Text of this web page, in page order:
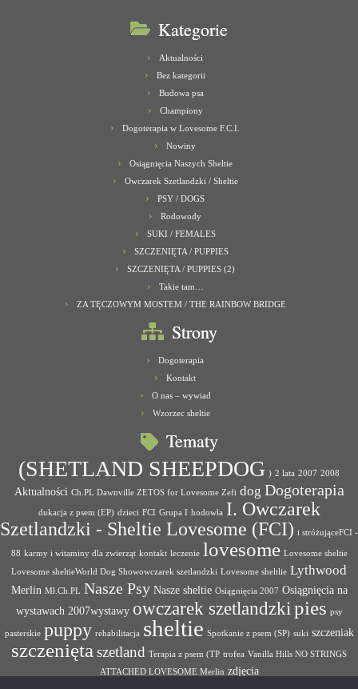
Kategorie
Aktualności
Bez kategorii
Budowa psa
Championy
Dogoterapia w Lovesome F.C.I.
Nowiny
Osiągnięcia Naszych Sheltie
Owczarek Szetlandzki / Sheltie
PSY / DOGS
Rodowody
SUKI / FEMALES
SZCZENIĘTA / PUPPIES
SZCZENIĘTA / PUPPIES (2)
Takie tam…
ZA TĘCZOWYM MOSTEM / THE RAINBOW BRIDGE
Strony
Dogoterapia
Kontakt
O nas – wywiad
Wzorzec sheltie
Tematy
(SHETLAND SHEEPDOG ) 2 lata 2007 2008
Aktualności Ch.PL Dawnville ZETOS for Lovesome Zefi dog Dogoterapia
dukacja z psem (EP) dzieci FCI Grupa I hodowla I. Owczarek
Szetlandzki - Sheltie Lovesome (FCI) i stróżująceFCI -
88 karmy i witaminy dla zwierząt kontakt leczenie lovesome Lovesome sheltie
Lovesome sheltieWorld Dog Showowczarek szetlandzki Lovesome sheltlie Lythwood
Merlin Mł.Ch.PL Nasze Psy Nasze sheltie Osiągnięcia 2007 Osiągnięcia na
wystawach 2007wystawy owczarek szetlandzkipies psy
pasterskie puppy rehabilitacja sheltie Spotkanie z psem (SP) suki szczeniak
szczenięta szetland Terapia z psem (TP trofea Vanilla Hills NO STRINGS
ATTACHED LOVESOME Merlin zdjęcia